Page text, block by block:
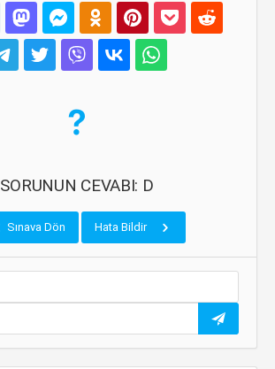
SORUNUN CEVABI: D
Sınava Dön Hata Bildir